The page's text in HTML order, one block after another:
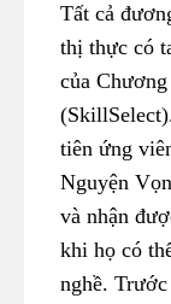
Tất cả
thị thực có
của
tiên ứng
Nguyện
và nhận
khi họ có
nghề.